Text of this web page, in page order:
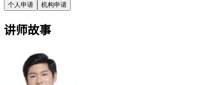
个人申请 机构申请
讲师故事